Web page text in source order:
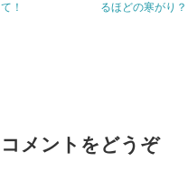
て！
るほどの寒がり？
コメントをどうぞ